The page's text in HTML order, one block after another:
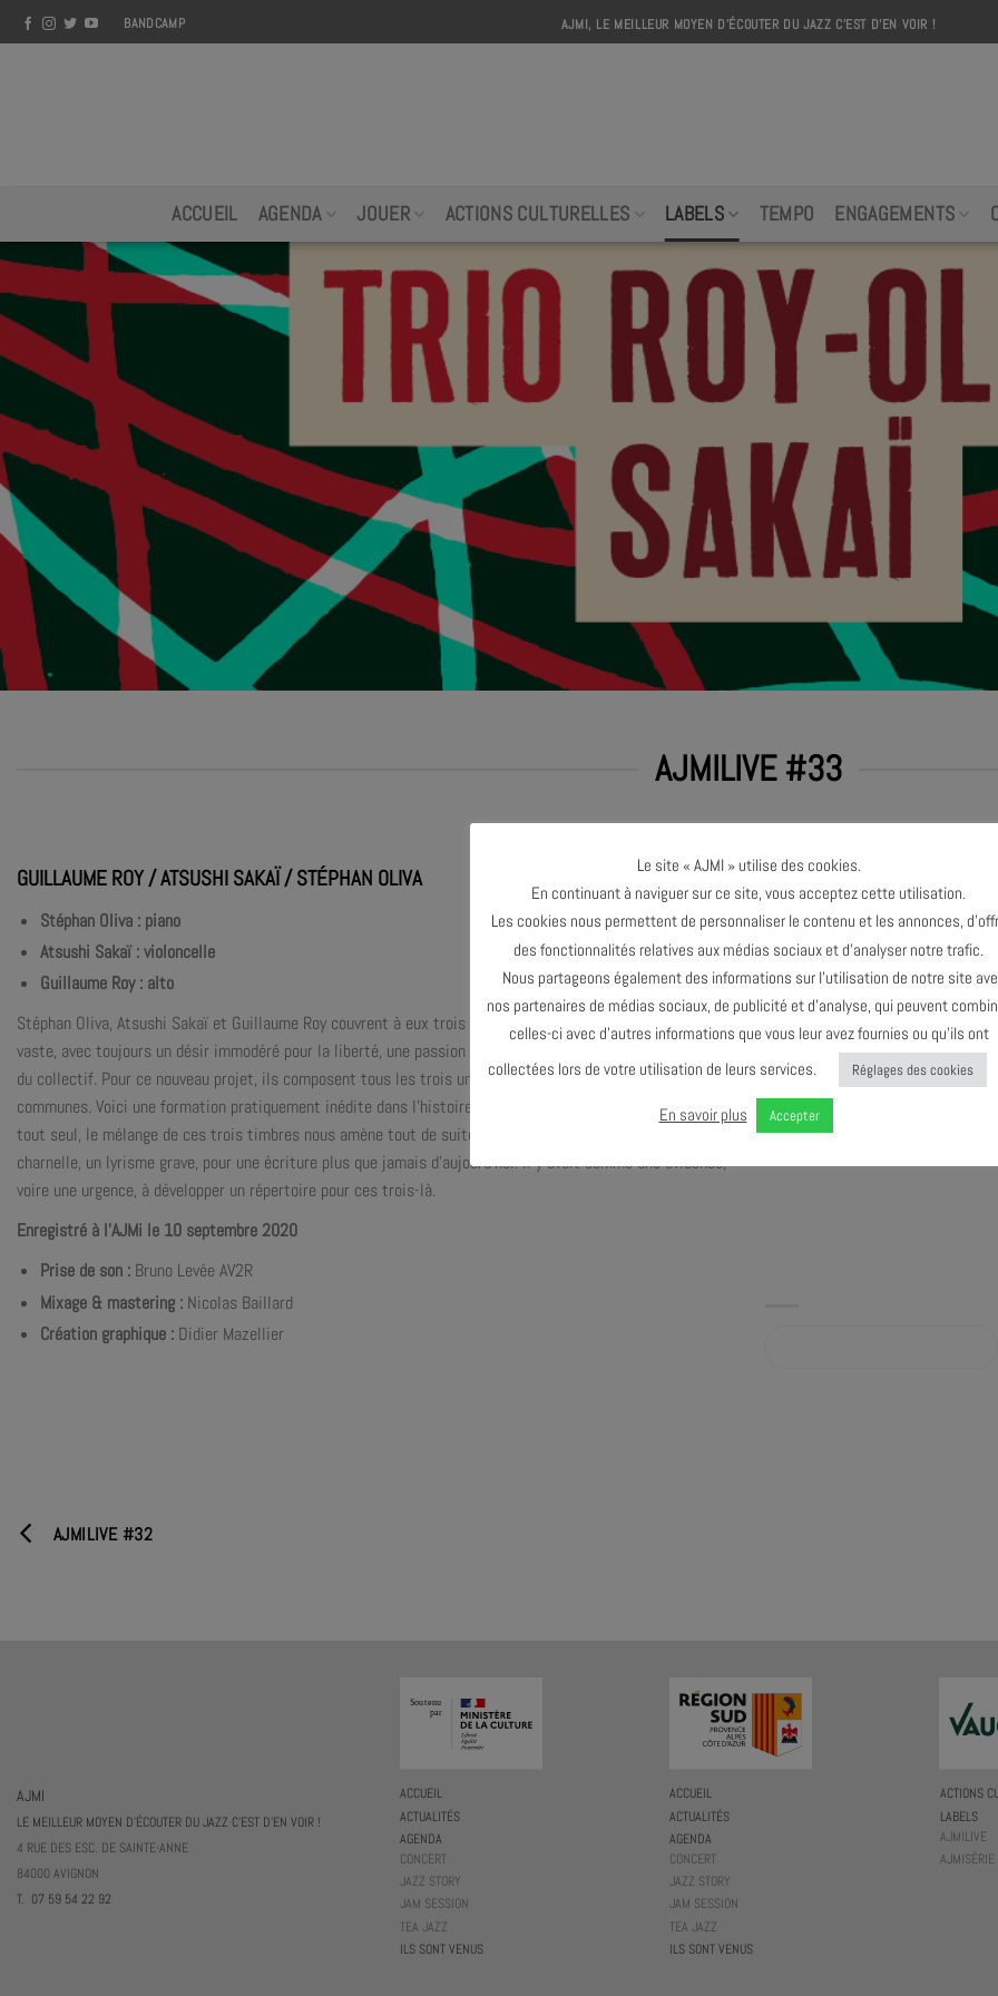
Skip
to
BANDCAMP AJMI, LE MEILLEUR MOYEN D'ÉCOUTER DU JAZZ C'EST D'EN VOIR !
ACCUEIL AGENDA JOUER ACTIONS CULTURELLES LABELS TEMPO ENGAGEMENTS
AJMILIVE #33
GUILLAUME ROY / ATSUSHI SAKAÏ / STÉPHAN OLIVA
Stéphan Oliva : piano
Atsushi Sakaï : violoncelle
Guillaume Roy : alto
Stéphan Oliva, Atsushi Sakaï et Guillaume Roy couvrent à eux trois un champ musical incroyablement
vaste, avec toujours un désir immodéré pour la liberté, une passion de l’improvisé, de l’écriture soignée et
du collectif. Pour ce nouveau projet, ils composent tous les trois une musique riche de leurs expériences
communes. Voici une formation pratiquement inédite dans l’histoire de la musique, alors que « ça sonne »
tout seul, le mélange de ces trois timbres nous amène tout de suite dans une couleur profonde et
charnelle, un lyrisme grave, pour une écriture plus que jamais d’aujourd’hui. Il y avait comme une évidence,
voire une urgence, à développer un répertoire pour ces trois-là.
Enregistré à l’AJMi le 10 septembre 2020
Prise de son : Bruno Levée AV2R
Mixage & mastering : Nicolas Baillard
Création graphique : Didier Mazellier
AJMILIVE #32
AJMI
LE MEILLEUR MOYEN D'ÉCOUTER DU JAZZ C'EST D'EN VOIR !
4 RUE DES ESC. DE SAINTE-ANNE
84000 AVIGNON
T. 07 59 54 22 92
ACCUEIL
ACTUALITÉS
AGENDA
CONCERT
JAZZ STORY
JAM SESSION
TEA JAZZ
ILS SONT VENUS
ACCUEIL
ACTUALITÉS
AGENDA
CONCERT
JAZZ STORY
JAM SESSION
TEA JAZZ
ILS SONT VENUS
ACTIONS
LABELS
AJMILIVE
AJMISÉRIE
Le site « AJMI » utilise des cookies.
En continuant à naviguer sur ce site, vous acceptez cette utilisation.
Les cookies nous permettent de personnaliser le contenu et les annonces,
des fonctionnalités relatives aux médias sociaux et d’analyser notre trafic.
Nous partageons également des informations sur l’utilisation de notre site
nos partenaires de médias sociaux, de publicité et d’analyse, qui peuvent
celles-ci avec d’autres informations que vous leur avez fournies ou qu’ils ont
collectées lors de votre utilisation de leurs services.
Réglages des cookies
En savoir plus Accepter